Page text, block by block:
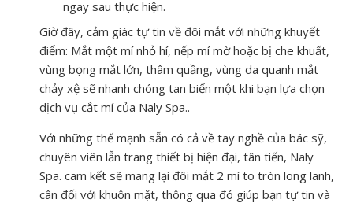
ngay sau thực hiện.
Giờ đây, cảm giác tự tin về đôi mắt với những khuyết
điểm: Mắt một mí nhỏ hí, nếp mí mờ hoặc bị che khuất,
vùng bọng mắt lớn, thâm quầng, vùng da quanh mắt
chảy xệ sẽ nhanh chóng tan biến một khi bạn lựa chọn
dịch vụ cắt mí của Naly Spa..
Với những thế mạnh sẵn có cả về tay nghề của bác sỹ,
chuyên viên lẫn trang thiết bị hiện đại, tân tiến, Naly
Spa. cam kết sẽ mang lại đôi mắt 2 mí to tròn long lanh,
cân đối với khuôn mặt, thông qua đó giúp bạn tự tin và